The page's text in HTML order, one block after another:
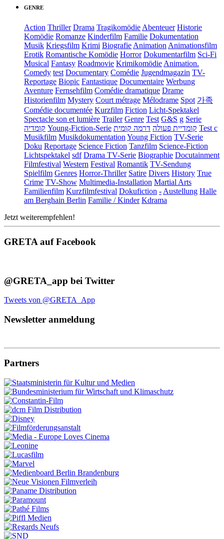
GENRE
Action Thriller Drama Tragikomödie Abenteuer Historie
Komödie Romanze Kinderfilm Familie Dokumentation
Musik Kriegsfilm Krimi Biografie Animation Animationsfilm
Erotik Romantische Komödie Horror Dokumentarfilm Sci-Fi
Musical Fantasy Roadmovie Krimikomödie Animation.
Comedy test Documentary Comédie Jugendmagazin TV-
Reportage Biopic Fantastique Documentaire Werbung
Aventure Fernsehfilm Comédie dramatique Drame
Historienfilm Mystery Court métrage Mélodrame Spot 가족
Comédie documentée Kurzfilm Fiction Licht-Spektakel
Spectacle son et lumière Trailer Genre Test G&S g Serie
קומדיה Young-Fiction-Serie קומדיית פעולה דרמה קומית
Test c
Musikfilm Musikdokumentation Young Fiction TV-Serie
Doku Reportage Science Fiction Tanzfilm Science-Fiction
Lichtspektakel sdf Drama TV-Serie Biographie Docutainment
Filmfestival Western Festival Romantik TV-Sendung
Spielfilm Genres Horror-Thriller Satire Divers History True
Crime TV-Show Multimedia-Installation Martial Arts
Familienfilm Kurzfilmfestival Dokufiction - Austellung Halle
am Berghain Berlin Familie / Kinder Kdrama
Jetzt weiterempfehlen!
GRETA auf Facebook
@GRETA_app bei Twitter
Tweets von @GRETA_App
Newsletter anmeldung
Partners